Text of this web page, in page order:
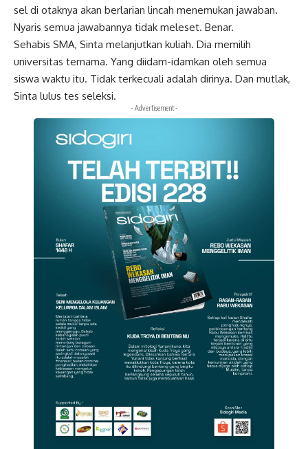
sel di otaknya akan berlarian lincah menemukan jawaban.
Nyaris semua jawabannya tidak meleset. Benar.
Sehabis SMA, Sinta melanjutkan kuliah. Dia memilih
universitas ternama. Yang diidam-idamkan oleh semua
siswa waktu itu. Tidak terkecuali adalah dirinya. Dan mutlak,
Sinta lulus tes seleksi.
- Advertisement -